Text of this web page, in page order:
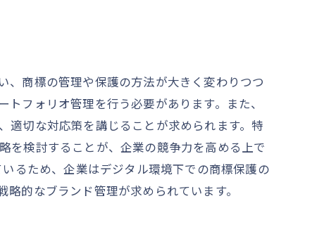
、商標の管理や保護の方法が大きく変わりつつ
フォリオ管理を行う必要があります。また、
適切な対応策を講じることが求められます。特
を検討することが、企業の競争力を高める上で
るため、企業はデジタル環境下での商標保護の
的なブランド管理が求められています。